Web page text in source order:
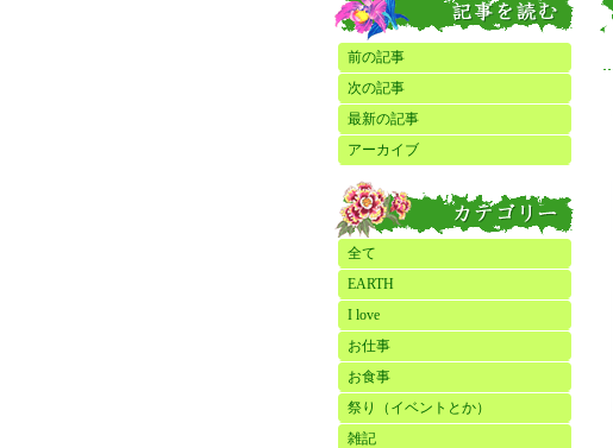
前の記事
次の記事
最新の記事
アーカイブ
全て
EARTH
I love
お仕事
お食事
祭り（イベントとか）
雑記